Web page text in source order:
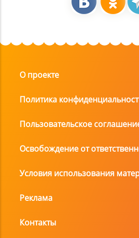
О проекте
Политика
Пользовательское
Освобождение от
Условия использования
Реклама
Контакты